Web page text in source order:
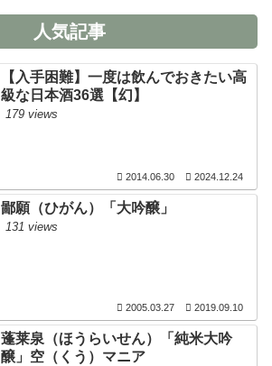
人気記事
【入手困難】一度は飲んでおきたい高
級な日本酒36選【幻】
179 views
2014.06.30 2024.12.24
鄙願（ひがん）「大吟醸」
131 views
2005.03.27 2019.09.10
蓬莱泉（ほうらいせん）「純米大吟
醸」空（くう）マニア